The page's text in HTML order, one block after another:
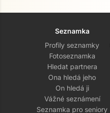
Seznamka
Profily seznamky
Fotoseznamka
Hledat partnera
Ona hledá jeho
On hledá ji
Vážné seznámení
Seznamka pro seniory